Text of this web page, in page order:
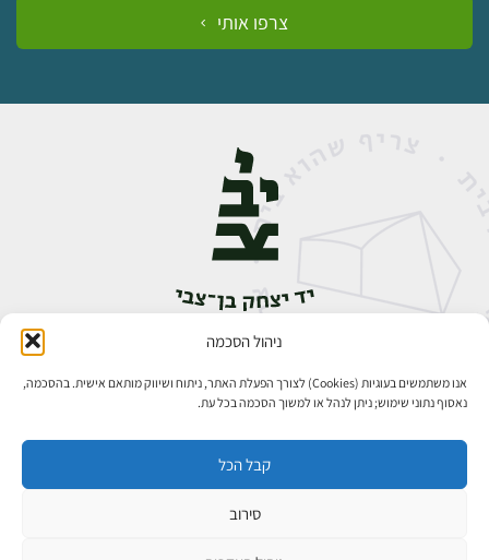
ניהול הסכמה
אנו משתמשים בעוגיות (Cookies) לצורך הפעלת האתר, ניתוח ושיווק מותאם אישית. בהסכמה,
נאסוף נתוני שימוש; ניתן לנהל או למשוך הסכמה בכל עת.
קבל הכל
סירוב
צרפו אותי
אבן גבירול 14, רחביה, ירושלים